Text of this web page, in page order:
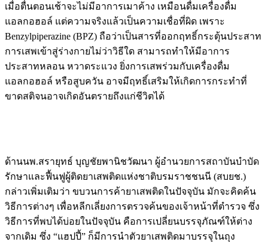
เมื่อตื่นตอนเช้าจะไม่มีอาการเมาค้าง เหมือนดื่มเครื่องดื่ม
แอลกอฮอล์ แต่ความจริงแล้วเป็นความเชื่อที่ผิด เพราะ
Benzylpiperazine (BPZ) ถือว่าเป็นสารที่ออกฤทธิ์กระตุ้นประสาท
การเสพเข้าสู่ร่างกายไม่ว่าวิธีใด สามารถทำให้มีอาการ
ประสาทหลอน หวาดระแวง ยิ่งการเสพร่วมกับเครื่องดื่ม
แอลกอฮอล์ หรือสูบควัน อาจมีฤทธิ์เสริมให้เกิดการกระทำที่
ขาดสติจนอาจเกิดอันตรายถึงแก่ชีวิตได้
ด้านนพ.สรายุทธ์ บุญชัยพานิชวัฒนา ผู้อำนวยการสถาบันบำบัด
รักษาและฟื้นฟูผู้ติดยาเสพติดแห่งชาติบรมราชชนนี (สบยช.)
กล่าวเพิ่มเติมว่า ขบวนการค้ายาเสพติดในปัจจุบัน มักจะคิดค้น
วิธีการต่างๆ เพื่อหลีกเลี่ยงการตรวจค้นของเจ้าหน้าที่ตำรวจ ซึ่ง
วิธีการที่พบได้บ่อยในปัจจุบัน คือการเปลี่ยนบรรจุภัณฑ์ให้ต่าง
จากเดิม ซึ่ง “แฮปปี้” ก็มีการนำตัวยาเสพติดมาบรรจุในถุง